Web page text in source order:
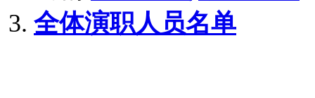
全体演职人员名单